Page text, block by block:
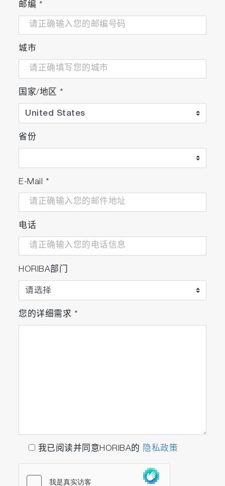
邮编 *
城市
国家/地区 *
省份
E-Mail *
电话
HORIBA部门
您的详细需求 *
我已阅读并同意HORIBA的 隐私政策